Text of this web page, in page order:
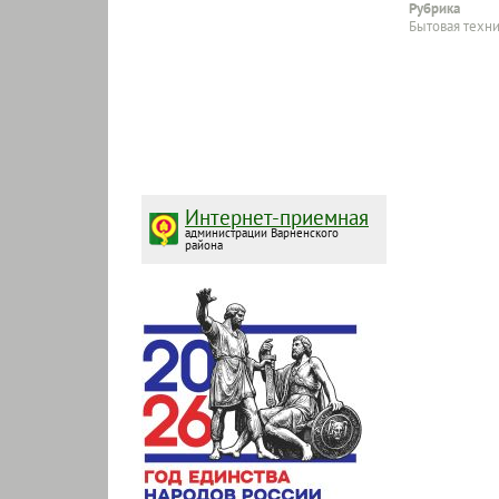
Рубрика
Бытовая
Интернет-приемная
администрации Варненского
района